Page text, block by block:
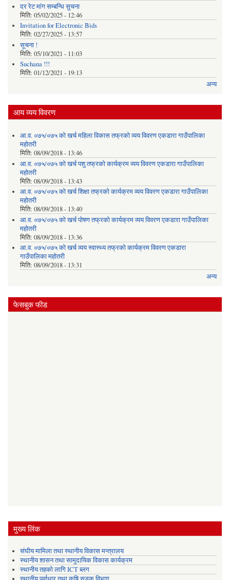
दर रेट मांग सम्बन्धि सुचना
मिति: 05/02/2025 - 12:46
Invitation for Electronic Bids
मिति: 02/27/2025 - 13:57
सूचना !
मिति: 05/10/2021 - 11:03
Suchana !!!
मिति: 01/12/2021 - 19:13
अन्य
आय व्यय विवरण
आ.व. ०७५/०७५ को खर्च महिला विकास तफ्रको व्यय विवरण एकडारा गाउँपालिका
महोतरी
मिति: 08/09/2018 - 13:46
आ.व. ०७५/०७५ को खर्च पशु तफ्रको कार्यक्रम व्यय विवरण एकडारा गाउँपालिका
महोतरी
मिति: 08/09/2018 - 13:43
आ.व. ०७५/०७५ को खर्च शिक्षा तफ्रको कार्यक्रम व्यय विवरण एकडारा गाउँपालिका
महोतरी
मिति: 08/09/2018 - 13:40
आ.व. ०७५/०७५ को खर्च पोषण तफ्रको कार्यक्रम व्यय विवरण एकडारा गाउँपालिका
महोतरी
मिति: 08/09/2018 - 13:36
आ.व. ०७५/०७५ को खर्च व्यय स्वास्थ्य तफ्रको कार्यक्रम विवरण एकडारा
गाउँपालिका महोतरी
मिति: 08/09/2018 - 13:31
अन्य
फेसबुक फीड
मुख्य लिंक
संघीय मामिला तथा स्थानीय विकास मन्त्रालय
स्थानीय शासन तथा सामुदायिक विकास कार्यक्रम
स्थानीय तहको लागि ICT ब्लग